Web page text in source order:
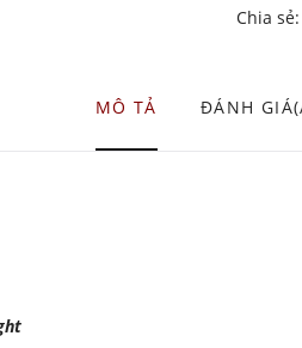
Chia sẻ:
MÔ TẢ ĐÁNH